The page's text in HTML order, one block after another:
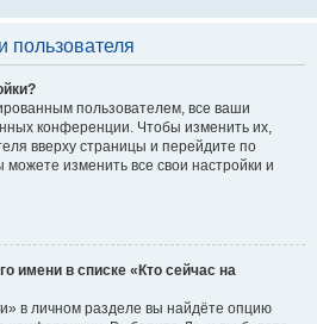
пользователя
пользователем, все ваши
конференции. Чтобы изменить их,
вверху страницы и перейдите по
можете изменить все свои настройки и
имени в списке «Кто сейчас на
в личном разделе вы найдёте опцию